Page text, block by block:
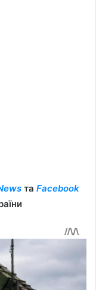
та Facebook